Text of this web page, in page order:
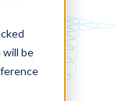
will be